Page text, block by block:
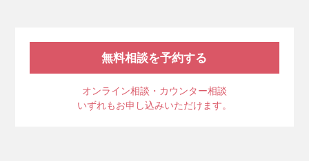
無料相談を予約する
オンライン相談・カウンター相談
いずれもお申し込みいただけます。